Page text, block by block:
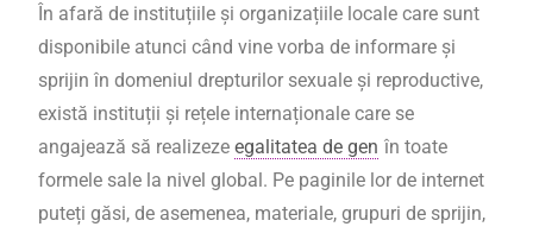
În afară de instituțiile și organizațiile locale care sunt
disponibile atunci când vine vorba de informare și
sprijin în domeniul drepturilor sexuale și reproductive,
există instituții și rețele internaționale care se
angajează să realizeze egalitatea de gen în toate
formele sale la nivel global. Pe paginile lor de internet
puteți găsi, de asemenea, materiale, grupuri de sprijin,